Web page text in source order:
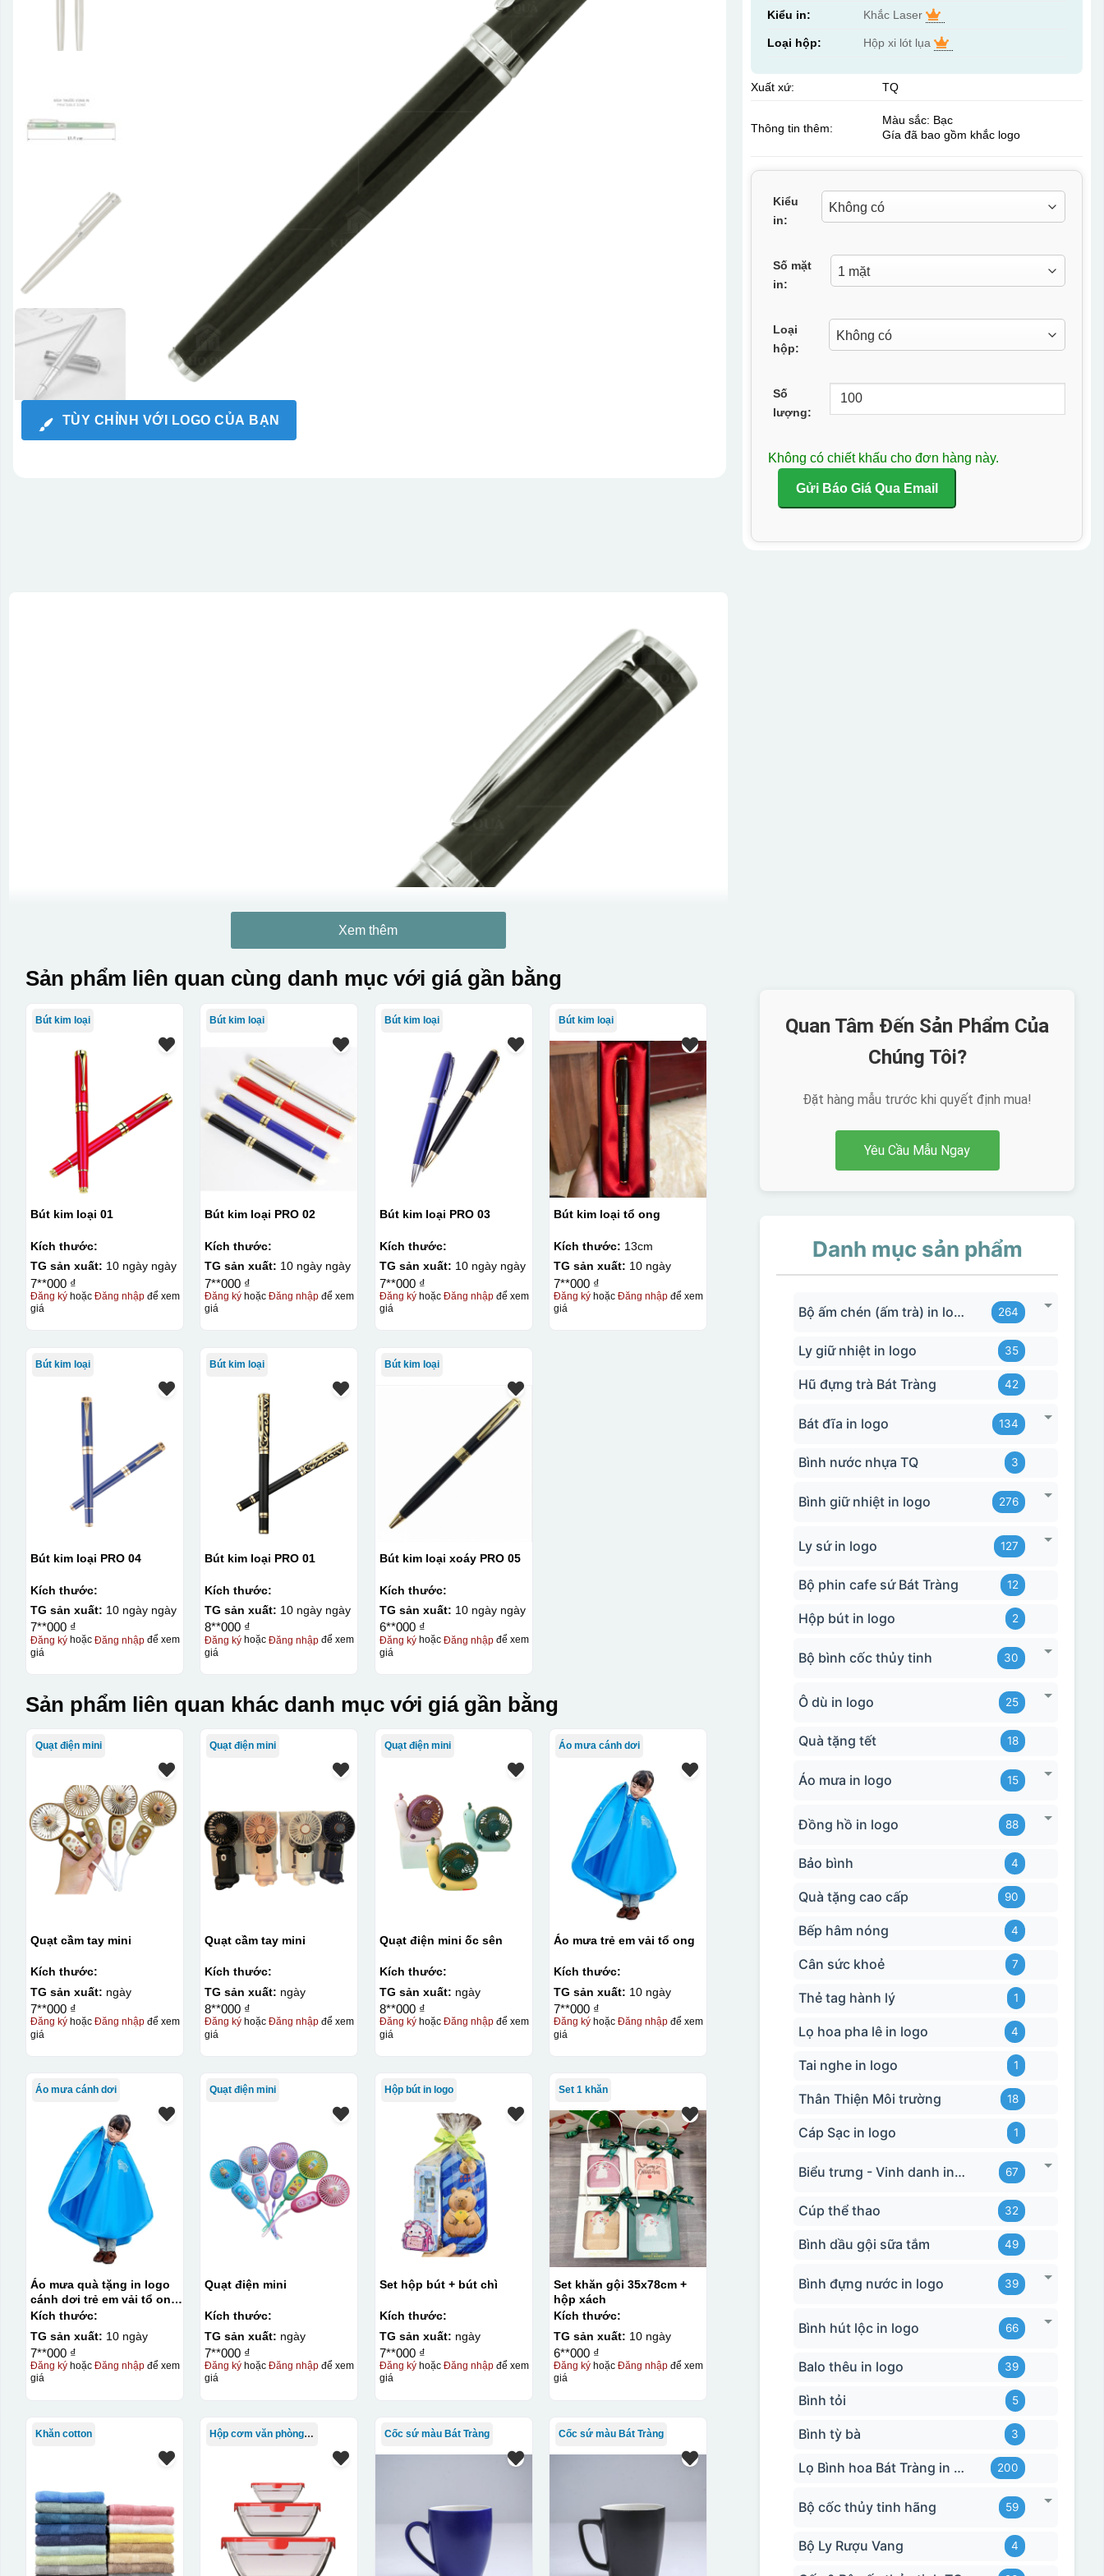
TÙY CHỈNH VỚI LOGO CỦA BẠN
Kiểu in: Khắc Laser
Loại hộp: Hộp xi lót lụa
Xuất xứ: TQ
Thông tin thêm:
Màu sắc: Bạc
Gía đã bao gồm khắc logo
Kiểu
in:
Số mặt
in:
Loại
hộp:
Số
lượng:
Không có chiết khấu cho đơn hàng này.
Gửi Báo Giá Qua Email
Xem thêm
Sản phẩm liên quan cùng danh mục với giá gần bằng
Bút kim loại
Bút kim loại 01
Kích thước:
TG sản xuất: 10 ngày ngày
7**000 ₫
Đăng kýhoặc Đăng nhậpđể xem
giá
Bút kim loại
Bút kim loại PRO 02
Kích thước:
TG sản xuất: 10 ngày ngày
7**000 ₫
Đăng ký hoặcĐăng nhập để xem
giá
Bút kim loại
Bút kim loại PRO 03
Kích thước:
TG sản xuất: 10 ngày ngày
7**000 ₫
Đăng kýhoặc Đăng nhậpđể xem
giá
Bút kim loại
Bút kim loại tổ ong
Kích thước: 13cm
TG sản xuất: 10 ngày
7**000 ₫
Đăng ký hoặcĐăng nhập để xem
giá
Bút kim loại
Bút kim loại PRO 04
Kích thước:
TG sản xuất: 10 ngày ngày
7**000 ₫
Đăng kýhoặc Đăng nhậpđể xem
giá
Bút kim loại
Bút kim loại PRO 01
Kích thước:
TG sản xuất: 10 ngày ngày
8**000 ₫
Đăng ký hoặcĐăng nhập để xem
giá
Bút kim loại
Bút kim loại xoáy PRO 05
Kích thước:
TG sản xuất: 10 ngày ngày
6**000 ₫
Đăng kýhoặc Đăng nhậpđể xem
giá
Sản phẩm liên quan khác danh mục với giá gần bằng
Quạt điện mini
Quạt cầm tay mini
Kích thước:
TG sản xuất: ngày
7**000 ₫
Đăng kýhoặc Đăng nhậpđể xem
giá
Quạt điện mini
Quạt cầm tay mini
Kích thước:
TG sản xuất: ngày
8**000 ₫
Đăng ký hoặcĐăng nhập để xem
giá
Quạt điện mini
Quạt điện mini ốc sên
Kích thước:
TG sản xuất: ngày
8**000 ₫
Đăng kýhoặc Đăng nhậpđể xem
giá
Áo mưa cánh dơi
Áo mưa trẻ em vải tổ ong
Kích thước:
TG sản xuất: 10 ngày
7**000 ₫
Đăng ký hoặcĐăng nhập để xem
giá
Áo mưa cánh dơi
Áo mưa quà tặng in logo
cánh dơi trẻ em vải tổ ong
KQ-AM11
Kích thước:
TG sản xuất: 10 ngày
7**000 ₫
Đăng kýhoặc Đăng nhậpđể xem
giá
Quạt điện mini
Quạt điện mini
Kích thước:
TG sản xuất: ngày
7**000 ₫
Đăng ký hoặcĐăng nhập để xem
giá
Hộp bút in logo
Set hộp bút + bút chì
Kích thước:
TG sản xuất: ngày
7**000 ₫
Đăng kýhoặc Đăng nhậpđể xem
giá
Set 1 khăn
Set khăn gội 35x78cm +
hộp xách
Kích thước:
TG sản xuất: 10 ngày
6**000 ₫
Đăng ký hoặcĐăng nhập để xem
giá
Khăn cotton Hộp cơm văn phòng Trung Quốc Cốc sứ màu Bát Tràng Cốc sứ màu Bát Tràng
Quan Tâm Đến Sản Phẩm Của
Chúng Tôi?
Đặt hàng mẫu trước khi quyết định mua!
Yêu Cầu Mẫu Ngay
Danh mục sản phẩm
Bộ ấm chén (ấm trà) in logo 264
Ly giữ nhiệt in logo 35
Hũ đựng trà Bát Tràng 42
Bát đĩa in logo 134
Bình nước nhựa TQ 3
Bình giữ nhiệt in logo 276
Ly sứ in logo 127
Bộ phin cafe sứ Bát Tràng 12
Hộp bút in logo 2
Bộ bình cốc thủy tinh 30
Ô dù in logo 25
Quà tặng tết 18
Áo mưa in logo 15
Đồng hồ in logo 88
Bảo bình 4
Quà tặng cao cấp 90
Bếp hâm nóng 4
Cân sức khoẻ 7
Thẻ tag hành lý 1
Lọ hoa pha lê in logo 4
Tai nghe in logo 1
Thân Thiện Môi trường 18
Cáp Sạc in logo 1
Biểu trưng - Vinh danh in logo 67
Cúp thể thao 32
Bình dầu gội sữa tắm 49
Bình đựng nước in logo 39
Bình hút lộc in logo 66
Balo thêu in logo 39
Bình tỏi 5
Bình tỳ bà 3
Lọ Bình hoa Bát Tràng in logo 200
Bộ cốc thủy tinh hãng 59
Bộ Ly Rượu Vang 4